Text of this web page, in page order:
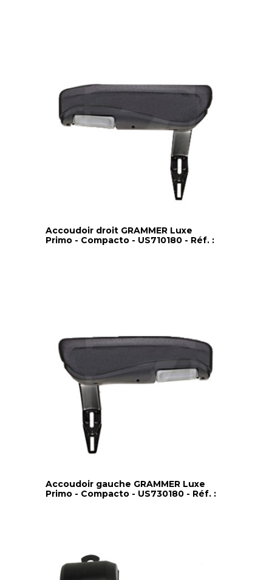
Accoudoir droit GRAMMER Luxe
Primo - Compacto - US710180 - Réf. :
Accoudoir gauche GRAMMER Luxe
Primo - Compacto - US730180 - Réf. :